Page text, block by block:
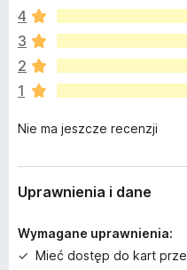
m
a
e
s
c
e
o
e
4
3
2
1
Nie ma jeszcze recenzji
Uprawnienia i dane
Wymagane uprawnienia:
Mieć dostęp do kart